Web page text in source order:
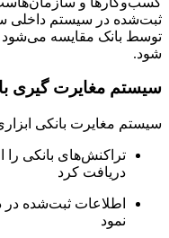
ثبت‌شده در سیستم داخلی
توسط بانک مقایسه می‌شود
شود.
سیستم مغایرت گیری
سیستم مغایرت بانکی
تراکنش‌های بانکی را
دریافت کرد
اطلاعات ثبت‌شده در
نمود